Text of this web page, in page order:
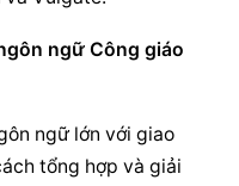
ngữ Công giáo
ngữ lớn với giao
tổng hợp và giải